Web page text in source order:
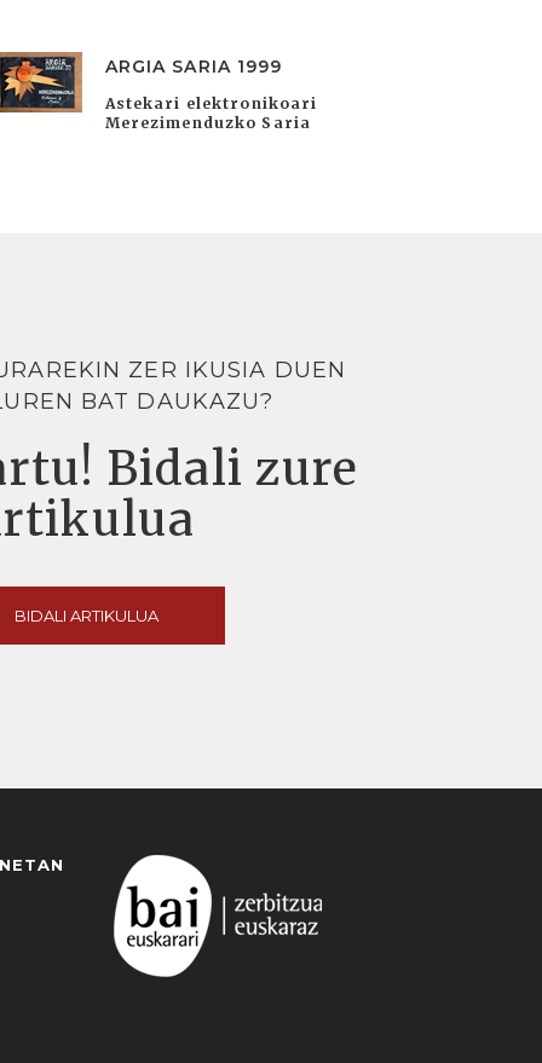
ARGIA SARIA 1999
Astekari elektronikoari
Merezimenduzko Saria
ZER IKUSIA DUEN
BAT DAUKAZU?
Bidali zure
BIDALI ARTIKULUA